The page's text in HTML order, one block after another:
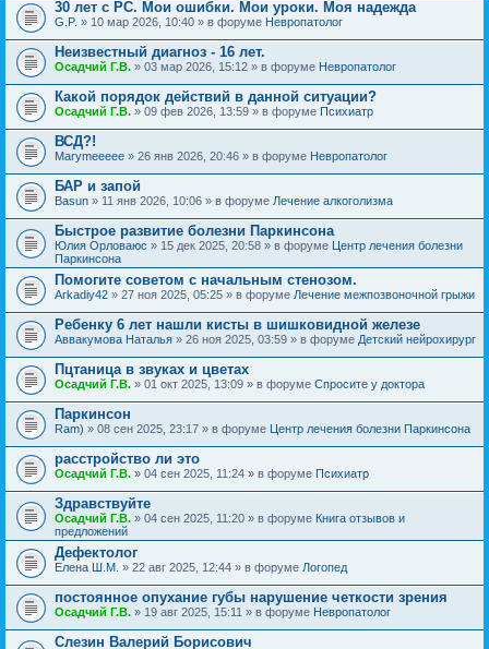
30 лет с РС. Мои ошибки. Мои уроки. Моя надежда
G.P. » 10 мар 2026, 10:40 » в форуме Невропатолог
Неизвестный диагноз - 16 лет.
Осадчий Г.В. » 03 мар 2026, 15:12 » в форуме Невропатолог
Какой порядок действий в данной ситуации?
Осадчий Г.В. » 09 фев 2026, 13:59 » в форуме Психиатр
ВСД?!
Marymeeeee » 26 янв 2026, 20:46 » в форуме Невропатолог
БАР и запой
Basun » 11 янв 2026, 10:06 » в форуме Лечение алкоголизма
Быстрое развитие болезни Паркинсона
Юлия Орловаюс » 15 дек 2025, 20:58 » в форуме Центр лечения болезни
Паркинсона
Помогите советом с начальным стенозом.
Arkadiy42 » 27 ноя 2025, 05:25 » в форуме Лечение межпозвоночной грыжи
Ребенку 6 лет нашли кисты в шишковидной железе
Аввакумова Наталья » 26 ноя 2025, 03:59 » в форуме Детский нейрохирург
Пцтаница в звуках и цветах
Осадчий Г.В. » 01 окт 2025, 13:09 » в форуме Спросите у доктора
Паркинсон
Ram) » 08 сен 2025, 23:17 » в форуме Центр лечения болезни Паркинсона
расстройство ли это
Осадчий Г.В. » 04 сен 2025, 11:24 » в форуме Психиатр
Здравствуйте
Осадчий Г.В. » 04 сен 2025, 11:20 » в форуме Книга отзывов и
предложений
Дефектолог
Елена Ш.М. » 22 авг 2025, 12:44 » в форуме Логопед
постоянное опухание губы нарушение четкости зрения
Осадчий Г.В. » 19 авг 2025, 15:11 » в форуме Невропатолог
Слезин Валерий Борисович